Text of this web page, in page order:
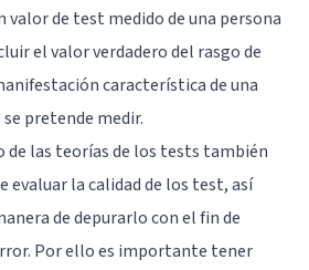
valor de test medido de una persona
el valor verdadero del rasgo de
característica de una
pretende medir.
las teorías de los tests también
evaluar la calidad de los test, así
de depurarlo con el fin de
Por ello es importante tener